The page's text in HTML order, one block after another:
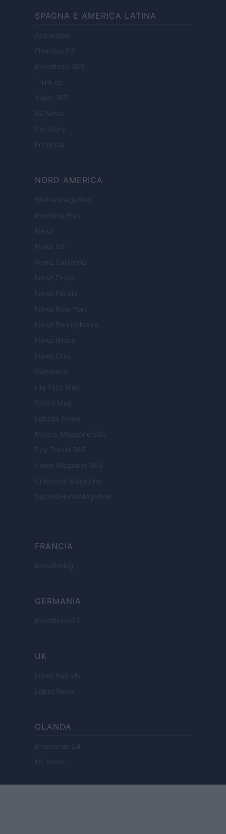
SPAGNA E AMERICA LATINA
Actualidad
Finanzas 24
Investindo 365
Think.es
Viajar 365
ES Newz
Pet Story
Encocina
NORD AMERICA
Womanmagazine
Investing Plus
Newz
Newz US
Newz California
Newz Texas
Newz Florida
Newz New York
Newz Pennsylvania
Newz Illinois
Newz Ohio
Gameland
Hig Tech Mag
Scoop Mag
Lgbtqia News
Motors Magazine 365
Day Travel 365
Home Magazine 365
Cineverse Magazine
SecondHomeMagazine
FRANCIA
InvestirMag
GERMANIA
Investieren24
UK
News Hub UK
Lgbtq News
OLANDA
Investeren 24
NL Newz